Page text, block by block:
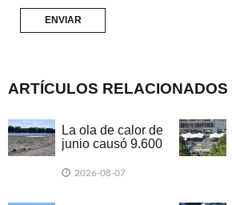
ARTÍCULOS RELACIONADOS
La ola de calor de
junio causó 9.600
Alemania
2026-08-07